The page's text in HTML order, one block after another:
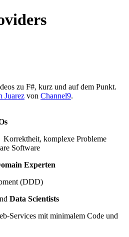
zu F#, kurz und auf dem Punkt.
Juarez von Channel9.
komplexe Probleme
Software
Experten
(DDD)
Data Scientists
Services mit minimalem Code und